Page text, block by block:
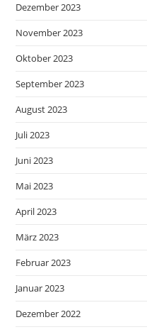
Dezember 2023
November 2023
Oktober 2023
September 2023
August 2023
Juli 2023
Juni 2023
Mai 2023
April 2023
März 2023
Februar 2023
Januar 2023
Dezember 2022